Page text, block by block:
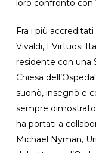
loro confronto con
Fra i più
Vivaldi, I Virtuosi
residente con una
Chiesa
suonò, insegnò e
sempre
ha portati a
Michael Nyman,